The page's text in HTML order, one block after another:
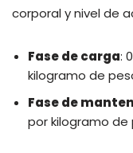
corporal y nivel de
Fase de carga:
kilogramo de
Fase de
por kilogramo de